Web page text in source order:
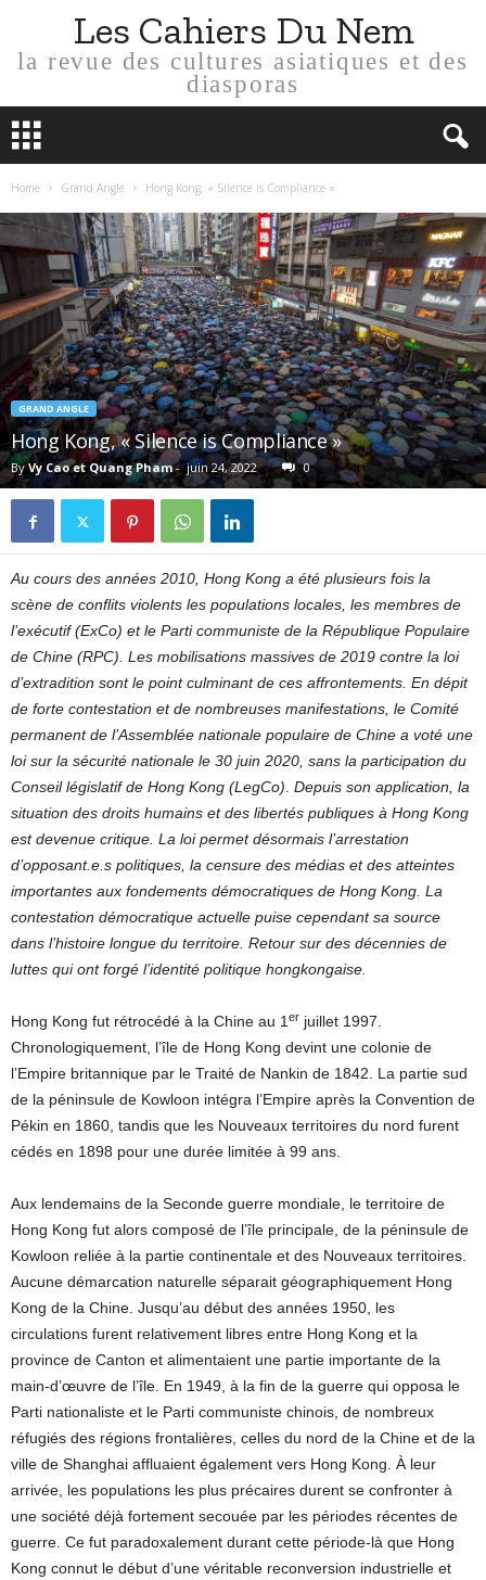
Les Cahiers Du Nem
la revue des cultures asiatiques et des
diasporas
Home Grand Angle Hong Kong, « Silence is Compliance »
GRAND ANGLE
Hong Kong, « Silence is Compliance »
By Vy Cao et Quang Pham- juin 24, 2022 0
Au cours des années 2010, Hong Kong a été plusieurs fois la
scène de conflits violents les populations locales, les membres de
l’exécutif (ExCo) et le Parti communiste de la République Populaire
de Chine (RPC). Les mobilisations massives de 2019 contre la loi
d’extradition sont le point culminant de ces affrontements. En dépit
de forte contestation et de nombreuses manifestations, le Comité
permanent de l’Assemblée nationale populaire de Chine a voté une
loi sur la sécurité nationale le 30 juin 2020, sans la participation du
Conseil législatif de Hong Kong (LegCo). Depuis son application, la
situation des droits humains et des libertés publiques à Hong Kong
est devenue critique. La loi permet désormais l’arrestation
d’opposant.e.s politiques, la censure des médias et des atteintes
importantes aux fondements démocratiques de Hong Kong. La
contestation démocratique actuelle puise cependant sa source
dans l’histoire longue du territoire. Retour sur des décennies de
luttes qui ont forgé l’identité politique hongkongaise.
Hong Kong fut rétrocédé à la Chine au 1er juillet 1997.
Chronologiquement, l’île de Hong Kong devint une colonie de
l’Empire britannique par le Traité de Nankin de 1842. La partie sud
de la péninsule de Kowloon intégra l’Empire après la Convention de
Pékin en 1860, tandis que les Nouveaux territoires du nord furent
cédés en 1898 pour une durée limitée à 99 ans.
Aux lendemains de la Seconde guerre mondiale, le territoire de
Hong Kong fut alors composé de l’île principale, de la péninsule de
Kowloon reliée à la partie continentale et des Nouveaux territoires.
Aucune démarcation naturelle séparait géographiquement Hong
Kong de la Chine. Jusqu’au début des années 1950, les
circulations furent relativement libres entre Hong Kong et la
province de Canton et alimentaient une partie importante de la
main-d’œuvre de l’île. En 1949, à la fin de la guerre qui opposa le
Parti nationaliste et le Parti communiste chinois, de nombreux
réfugiés des régions frontalières, celles du nord de la Chine et de la
ville de Shanghai affluaient également vers Hong Kong. À leur
arrivée, les populations les plus précaires durent se confronter à
une société déjà fortement secouée par les périodes récentes de
guerre. Ce fut paradoxalement durant cette période-là que Hong
Kong connut le début d’une véritable reconversion industrielle et